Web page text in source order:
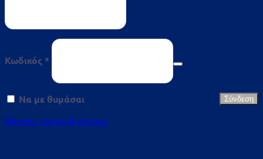
Κωδικός *
Απαιτείται
Να με θυμάσαι Σύνδεση
Χάσατε τον κωδικό σας;